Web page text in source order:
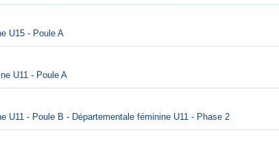
U15 - Poule A
U11 - Poule A
U11 - Poule B - Départementale féminine U11 - Phase 2